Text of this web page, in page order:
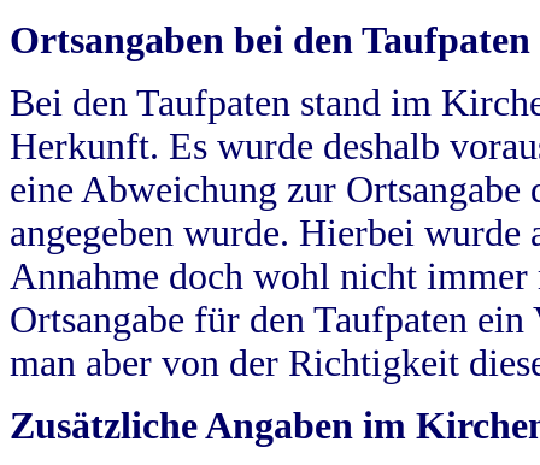
Ortsangaben bei den Taufpaten
Bei den Taufpaten stand im
Herkunft. Es wurde deshalb
eine Abweichung zur
angegeben wurde. Hierbei wurde
Annahme doch wohl nicht
Ortsangabe für den Taufpaten
man aber von der Richtigkeit
Zusätzliche Angaben im